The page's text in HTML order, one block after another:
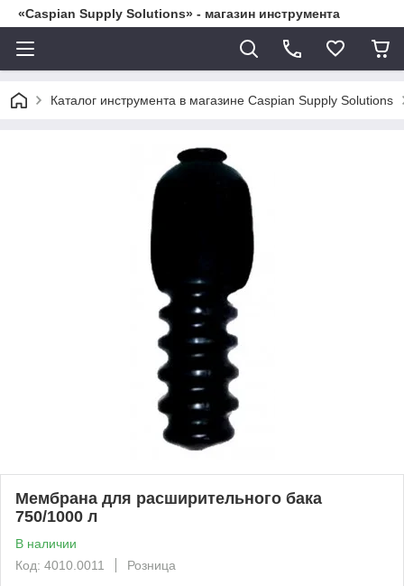
«Caspian Supply Solutions» - магазин инструмента
Каталог инструмента в магазине Caspian Supply Solutions
Мембрана для расширительного бака
750/1000 л
В наличии
Код: 4010.0011
Розница